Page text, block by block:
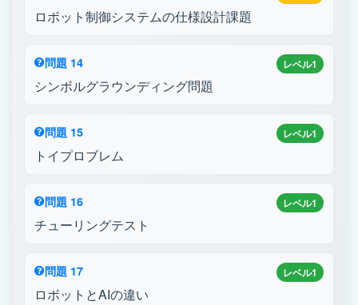
ロボット制御システムの仕様設計課題
レベル1
問題 14
シンボルグラウンディング問題
レベル1
問題 15
トイプロブレム
レベル1
問題 16
チューリングテスト
レベル1
問題 17
ロボットとAIの違い